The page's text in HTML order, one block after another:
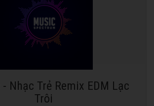
Nhạc Trẻ Remix EDM Lạc
Trôi